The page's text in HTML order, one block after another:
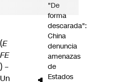
(E
FE
) –
Un
"De
forma
descarada":
China
denuncia
amenazas
de
Estados